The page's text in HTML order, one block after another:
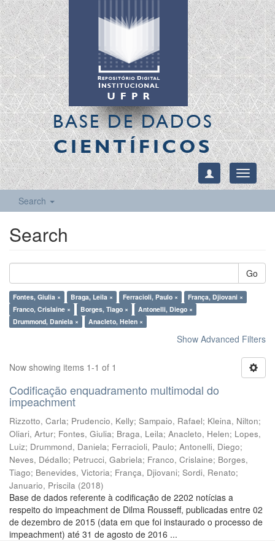
BASE DE DADOS
CIENTÍFICOS
Toggle
Search
Search
Go
Fontes, Giulia × Braga, Leila × Ferracioli, Paulo ×
França, Djiovani ×
Franco, Crislaine ×
Borges, Tiago ×
Antonelli, Diego ×
Drummond, Daniela ×
Anacleto, Helen ×
Show Advanced Filters
Now showing items 1-1 of 1
Codificação enquadramento multimodal do
impeachment
Rizzotto, Carla; Prudencio, Kelly; Sampaio, Rafael; Kleina, Nilton;
Oliari, Artur; Fontes, Giulia; Braga, Leila; Anacleto, Helen; Lopes,
Luiz; Drummond, Daniela; Ferracioli, Paulo; Antonelli, Diego;
Neves, Dédallo; Petrucci, Gabriela; Franco, Crislaine; Borges,
Tiago; Benevides, Victoria; França, Djiovani; Sordi, Renato;
Januario, Priscila (2018)
Base de dados referente à codificação de 2202 notícias a
respeito do impeachment de Dilma Rousseff, publicadas entre 02
de dezembro de 2015 (data em que foi instaurado o processo de
impeachment) até 31 de agosto de 2016 ...